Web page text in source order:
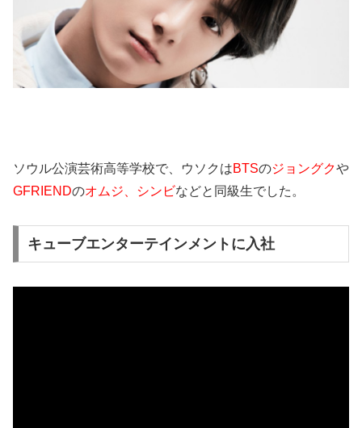
ソウル公演芸術高等学校で、ウソクはBTSのジョングクや
GFRIENDのオムジ、シンビなどと同級生でした。
キューブエンターテインメントに入社